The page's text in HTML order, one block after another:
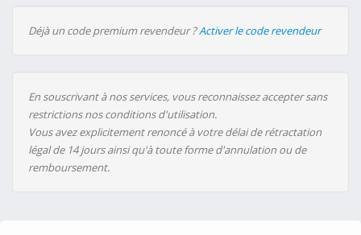
Déjà un code premium revendeur ?Activer le code revendeur
En souscrivant à nos services, vous reconnaissez accepter sans
restrictions nos conditions d'utilisation.
Vous avez explicitement renoncé à votre délai de rétractation
légal de 14 jours ainsi qu'à toute forme d'annulation ou de
remboursement.